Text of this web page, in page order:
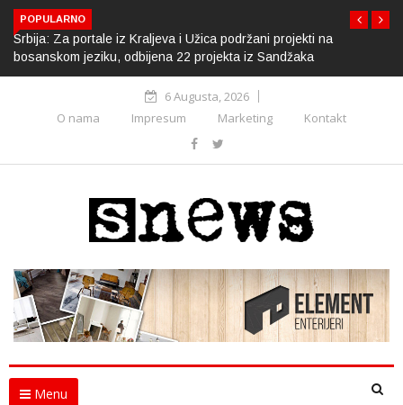
POPULARNO
Srbija: Za portale iz Kraljeva i Užica podržani projekti na
bosanskom jeziku, odbijena 22 projekta iz Sandžaka
6 Augusta, 2026
O nama
Impresum Marketing Kontakt
Menu